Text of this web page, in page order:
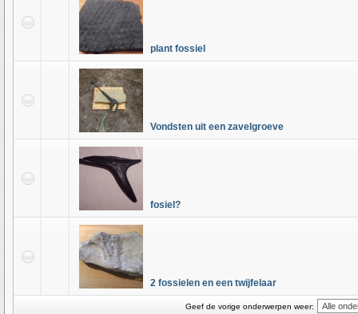
plant fossiel
Vondsten uit een zavelgroeve
fosiel?
2 fossielen en een twijfelaar
Geef de vorige onderwerpen weer: